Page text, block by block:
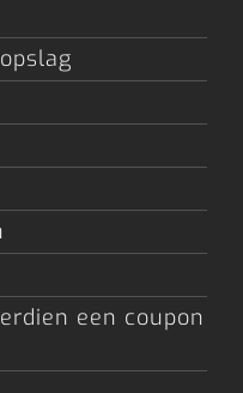
een coupon